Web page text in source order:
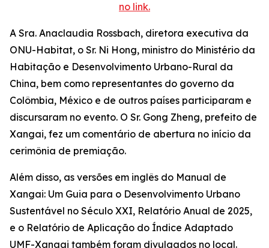
no link.
A Sra. Anaclaudia Rossbach, diretora executiva da
ONU-Habitat, o Sr. Ni Hong, ministro do Ministério da
Habitação e Desenvolvimento Urbano-Rural da
China, bem como representantes do governo da
Colômbia, México e de outros países participaram e
discursaram no evento. O Sr. Gong Zheng, prefeito de
Xangai, fez um comentário de abertura no início da
cerimônia de premiação.
Além disso, as versões em inglês do Manual de
Xangai: Um Guia para o Desenvolvimento Urbano
Sustentável no Século XXI, Relatório Anual de 2025,
e o Relatório de Aplicação do Índice Adaptado
UMF-Xangai também foram divulgados no local.